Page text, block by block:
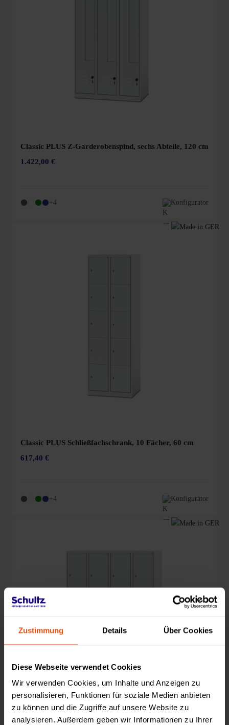
Zustimmung Details Über Cookies
Diese Webseite verwendet Cookies
Wir verwenden Cookies, um Inhalte und Anzeigen zu
personalisieren, Funktionen für soziale Medien anbieten
zu können und die Zugriffe auf unsere Website zu
analysieren. Außerdem geben wir Informationen zu Ihrer
Classic PLUS Z-Garderobenspind, sechs Abteile, 120 cm
1.422,00 €
+4 Konfigurator
Classic PLUS Schließfachschrank, 10 Fächer, 60 cm
617,40 €
+4 Konfigurator